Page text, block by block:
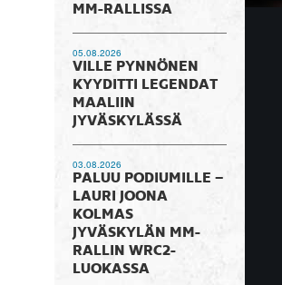
MM-RALLISSA
05.08.2026
VILLE PYNNÖNEN
KYYDITTI LEGENDAT
MAALIIN
JYVÄSKYLÄSSÄ
03.08.2026
PALUU PODIUMILLE –
LAURI JOONA
KOLMAS
JYVÄSKYLÄN MM-
RALLIN WRC2-
LUOKASSA